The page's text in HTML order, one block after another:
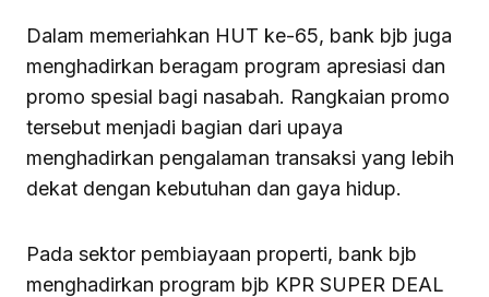
Dalam memeriahkan HUT ke-65, bank bjb juga
menghadirkan beragam program apresiasi dan
promo spesial bagi nasabah. Rangkaian promo
tersebut menjadi bagian dari upaya
menghadirkan pengalaman transaksi yang lebih
dekat dengan kebutuhan dan gaya hidup.
Pada sektor pembiayaan properti, bank bjb
menghadirkan program bjb KPR SUPER DEAL